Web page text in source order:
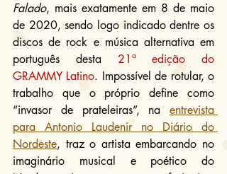
Falado, mais exatamente em 8 de maio
de 2020, sendo logo indicado dentre os
discos de rock e música alternativa em
português desta 21ª edição do
GRAMMY Latino. Impossível de rotular, o
trabalho que o próprio define como
“invasor de prateleiras”, na entrevista
para Antonio Laudenir no Diário do
Nordeste, traz o artista embarcando no
imaginário musical e poético do